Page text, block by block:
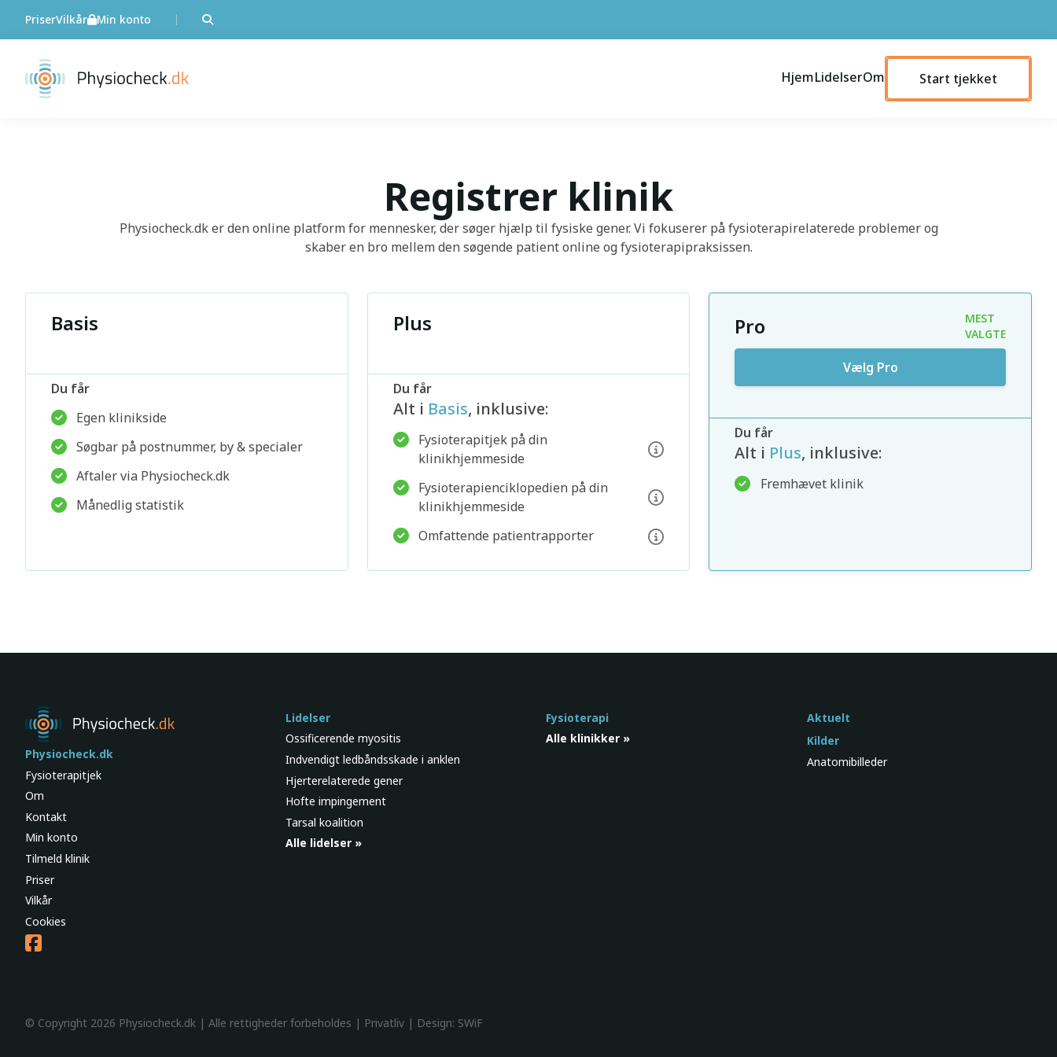
PriserVilkår Min konto
HjemLidelserOm Start tjekket
Registrer klinik
Physiocheck.dk er den online platform for mennesker, der søger hjælp til fysiske gener. Vi fokuserer på fysioterapirelaterede problemer og
skaber en bro mellem den søgende patient online og fysioterapipraksissen.
Basis
Du får
Egen klinikside
Søgbar på postnummer, by & specialer
Aftaler via Physiocheck.dk
Månedlig statistik
Plus
Du får
Alt i Basis, inklusive:
Fysioterapitjek på din
klinikhjemmeside
Fysioterapienciklopedien på din
klinikhjemmeside
Omfattende patientrapporter
Pro
MEST
VALGTE
Vælg Pro
Du får
Alt i Plus, inklusive:
Fremhævet klinik
Physiocheck.dk
Fysioterapitjek
Om
Kontakt
Min konto
Tilmeld klinik
Priser
Vilkår
Cookies
Lidelser
Ossificerende myositis
Indvendigt ledbåndsskade i anklen
Hjerterelaterede gener
Hofte impingement
Tarsal koalition
Alle lidelser »
Fysioterapi
Alle klinikker »
Aktuelt
Kilder
Anatomibilleder
© Copyright 2026 Physiocheck.dk | Alle rettigheder forbeholdes | Privatliv | Design: SWiF